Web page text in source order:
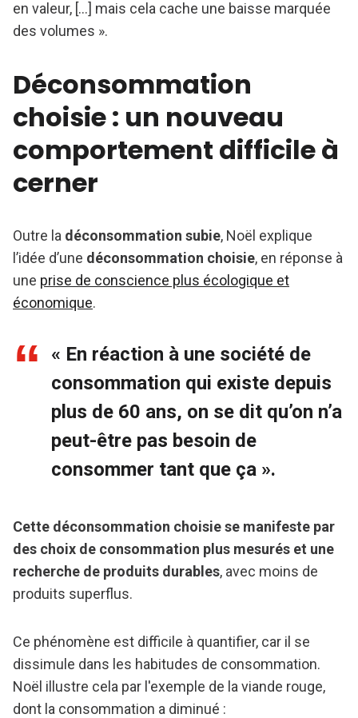
en valeur, [...] mais cela cache une baisse marquée
des volumes ».
Déconsommation
choisie : un nouveau
comportement difficile à
cerner
Outre la déconsommation subie, Noël explique
l’idée d’une déconsommation choisie, en réponse à
une prise de conscience plus écologique et
économique.
« En réaction à une société de
consommation qui existe depuis
plus de 60 ans, on se dit qu’on n’a
peut-être pas besoin de
consommer tant que ça ».
Cette déconsommation choisie se manifeste par
des choix de consommation plus mesurés et une
recherche de produits durables, avec moins de
produits superflus.
Ce phénomène est difficile à quantifier, car il se
dissimule dans les habitudes de consommation.
Noël illustre cela par l'exemple de la viande rouge,
dont la consommation a diminué :